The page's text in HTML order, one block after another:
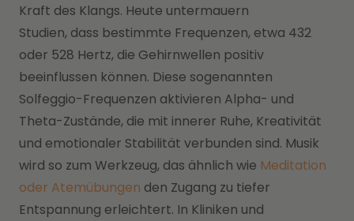
Kraft des Klangs. Heute untermauern
Studien, dass bestimmte Frequenzen, etwa 432
oder 528 Hertz, die Gehirnwellen positiv
beeinflussen können. Diese sogenannten
Solfeggio-Frequenzen aktivieren Alpha- und
Theta-Zustände, die mit innerer Ruhe, Kreativität
und emotionaler Stabilität verbunden sind. Musik
wird so zum Werkzeug, das ähnlich wie Meditation
oder Atemübungen den Zugang zu tiefer
Entspannung erleichtert. In Kliniken und